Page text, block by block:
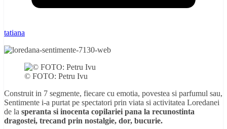
tatiana
© FOTO: Petru Ivu
Construit in 7 segmente, fiecare cu emotia, povestea si parfumul sau,
Sentimente i-a purtat pe spectatori prin viata si activitatea Loredanei
de la speranta si inocenta copilariei pana la recunostinta
dragostei, trecand prin nostalgie, dor, bucurie.